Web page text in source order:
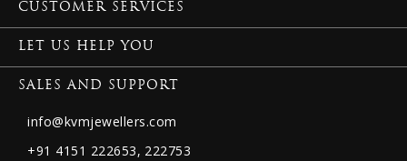
CUSTOMER SERVICES
LET US HELP YOU
SALES AND SUPPORT
info@kvmjewellers.com
+91 4151 222653, 222753